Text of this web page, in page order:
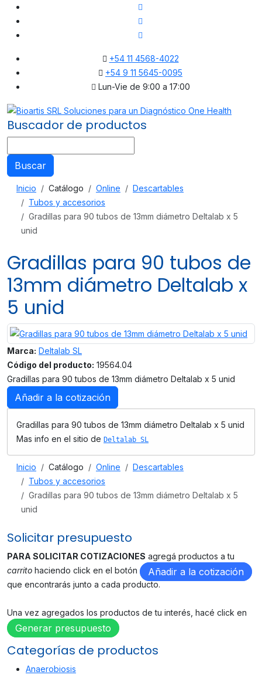
+54 11 4568-4022
+54 9 11 5645-0095
Lun-Vie de 9:00 a 17:00
Buscador de productos
Buscar
Inicio Catálogo Online
Descartables
Tubos y accesorios
Gradillas para 90 tubos de 13mm diámetro Deltalab x 5
unid
Gradillas para 90 tubos de
13mm diámetro Deltalab x
5 unid
Marca: Deltalab SL
Código del producto: 19564.04
Gradillas para 90 tubos de 13mm diámetro Deltalab x 5 unid
Añadir a la cotización
Gradillas para 90 tubos de 13mm diámetro Deltalab x 5 unid
Mas info en el sitio de Deltalab SL
Inicio Catálogo Online
Descartables
Tubos y accesorios
Gradillas para 90 tubos de 13mm diámetro Deltalab x 5
unid
Solicitar presupuesto
PARA SOLICITAR COTIZACIONES agregá productos a tu
carrito haciendo click en el botón Añadir a la cotización
que encontrarás junto a cada producto.
Una vez agregados los productos de tu interés, hacé click en
Generar presupuesto
Categorías de productos
Anaerobiosis